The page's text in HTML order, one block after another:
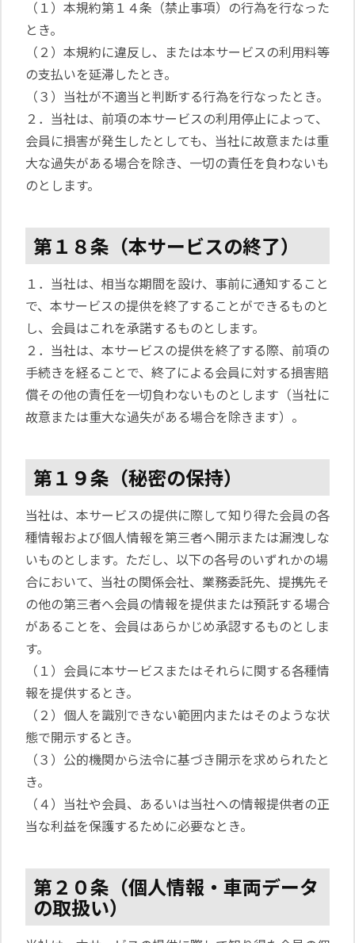
（１）本規約第１４条（禁止事項）の行為を行なった
とき。
（２）本規約に違反し、または本サービスの利用料等
の支払いを延滞したとき。
（３）当社が不適当と判断する行為を行なったとき。
２．当社は、前項の本サービスの利用停止によって、
会員に損害が発生したとしても、当社に故意または重
大な過失がある場合を除き、一切の責任を負わないも
のとします。
第１８条（本サービスの終了）
１．当社は、相当な期間を設け、事前に通知すること
で、本サービスの提供を終了することができるものと
し、会員はこれを承諾するものとします。
２．当社は、本サービスの提供を終了する際、前項の
手続きを経ることで、終了による会員に対する損害賠
償その他の責任を一切負わないものとします（当社に
故意または重大な過失がある場合を除きます）。
第１９条（秘密の保持）
当社は、本サービスの提供に際して知り得た会員の各
種情報および個人情報を第三者へ開示または漏洩しな
いものとします。ただし、以下の各号のいずれかの場
合において、当社の関係会社、業務委託先、提携先そ
の他の第三者へ会員の情報を提供または預託する場合
があることを、会員はあらかじめ承認するものとしま
す。
（１）会員に本サービスまたはそれらに関する各種情
報を提供するとき。
（２）個人を識別できない範囲内またはそのような状
態で開示するとき。
（３）公的機関から法令に基づき開示を求められたと
き。
（４）当社や会員、あるいは当社への情報提供者の正
当な利益を保護するために必要なとき。
第２０条（個人情報・車両データ
の取扱い）